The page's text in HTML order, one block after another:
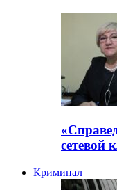
сетевой
Криминал